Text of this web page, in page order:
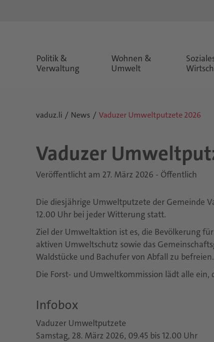
Politik &
Verwaltung
Wohnen &
Umwelt
vaduz.li News Vaduzer Umweltputzete 2026
Va­du­zer
Veröffentlicht am 27. März 2026 - Öffentlich
Die diesjährige Umweltputzete der Gemeinde
12.00 Uhr bei jeder Witterung statt.
Ziel der Umweltaktion ist es, die Bevölkerung
aktiven Umweltschutz sowie das
Waldstücke und Bachufer von Abfall zu befreien.
Die Forst- und Umweltkommission lädt alle
Infobox
Vaduzer Umweltputzete
Samstag, 28. März 2026, 09.45 bis 12.00 Uhr